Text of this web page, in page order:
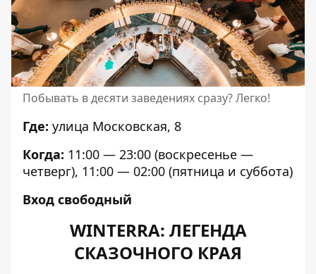
Побывать в десяти заведениях сразу? Легко!
Где: улица Московская, 8
Когда: 11:00 — 23:00 (воскресенье —
четверг), 11:00 — 02:00 (пятница и суббота)
Вход свободный
WINTERRA: ЛЕГЕНДА
СКАЗОЧНОГО КРАЯ